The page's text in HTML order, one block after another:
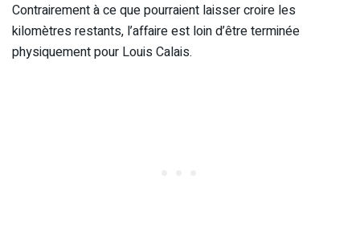
Contrairement à ce que pourraient laisser croire les
kilomètres restants, l’affaire est loin d’être terminée
physiquement pour Louis Calais.